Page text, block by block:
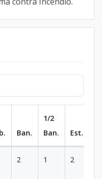
Ban.
1/2
Ban.
Est.
2 1 2